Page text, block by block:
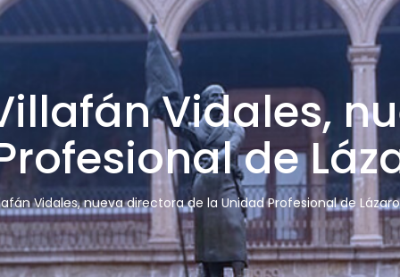
Vidales,
de
Vidales, nueva directora de la Unidad Profesional de